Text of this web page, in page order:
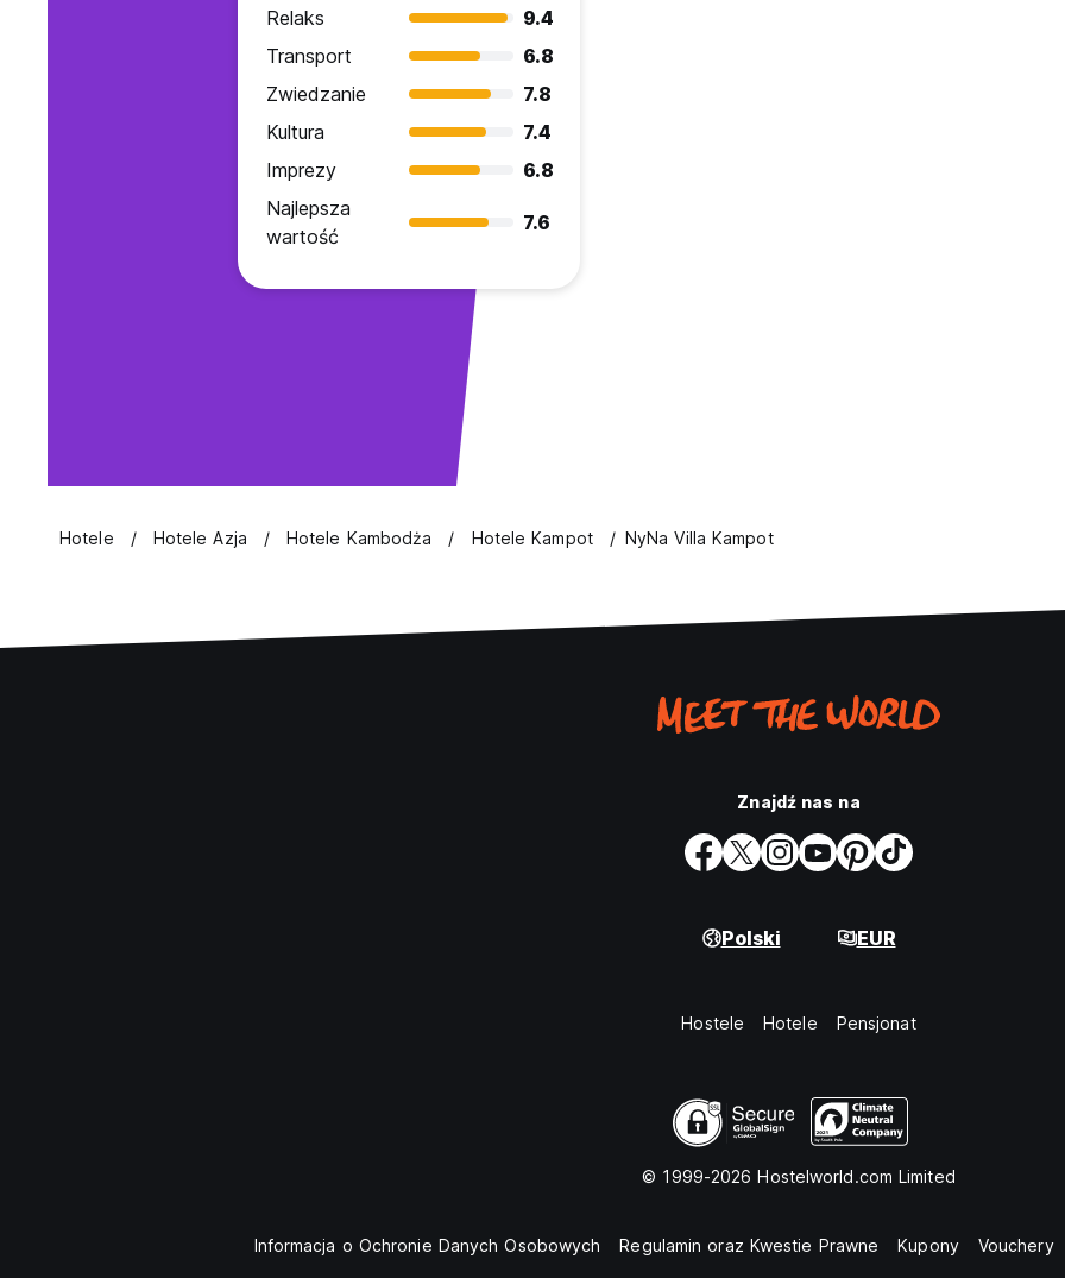
Relaks
9.4
Transport
6.8
Zwiedzanie
7.8
Kultura
7.4
Imprezy
6.8
Najlepsza
wartość
7.6
Hotele Hotele Azja Hotele Kambodża Hotele Kampot NyNa Villa Kampot
Znajdź nas na
Polski EUR
Hostele Hotele Pensjonat
© 1999-2026 Hostelworld.com Limited
Informacja o Ochronie Danych Osobowych Regulamin oraz Kwestie Prawne Kupony Vouchery